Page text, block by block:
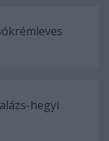
hegyi